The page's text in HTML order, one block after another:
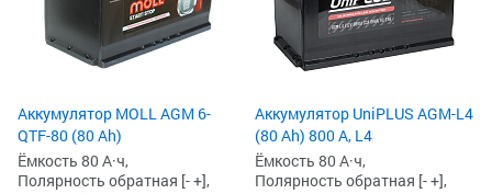
Аккумулятор MOLL AGM 6-
QTF-80 (80 Ah)
Ёмкость 80 А·ч,
Полярность обратная [- +],
Аккумулятор UniPLUS AGM-L4
(80 Ah) 800 А, L4
Ёмкость 80 А·ч,
Полярность обратная [- +],